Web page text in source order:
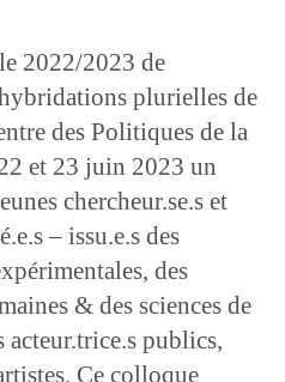
2022/2023 de
plurielles de
des Politiques de la
et 23 juin 2023 un
chercheur.se.s et
– issu.e.s des
des
& des sciences de
acteur.trice.s publics,
Ce colloque